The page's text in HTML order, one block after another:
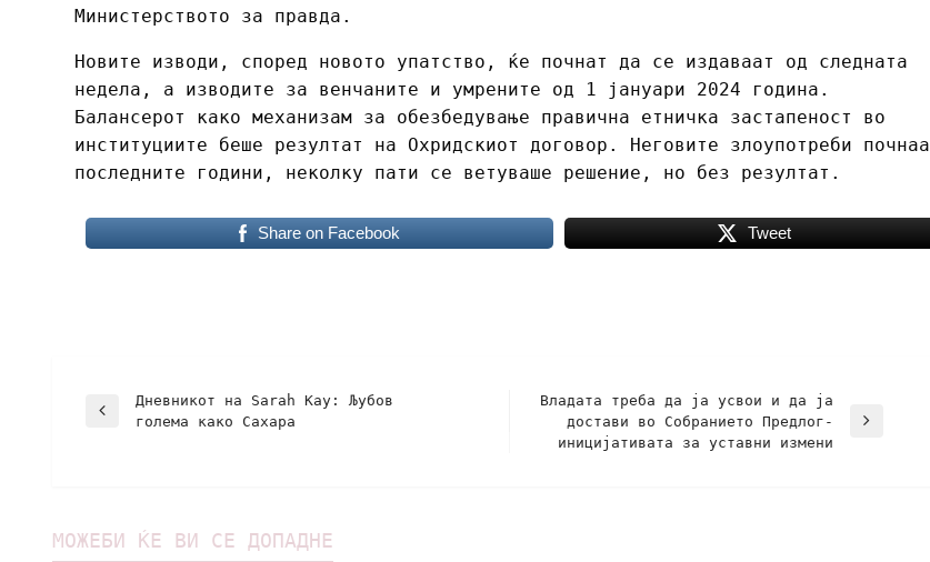
Министерството за правда.
Новите изводи, според новото упатство, ќе почнат да се издаваат од следната
недела, а изводите за венчаните и умрените од 1 јануари 2024 година.
Балансерот како механизам за обезбедување правична етничка застапеност во
институциите беше резултат на Охридскиот договор. Неговите злоупотреби почнаа
последните години, неколку пати се ветуваше решение, но без резултат.
Share on Facebook Tweet
Дневникот на Sarah Kay: Љубов
голема како Сахара
Владата треба да ја усвои и да ја
достави во Собранието Предлог-
иницијативата за уставни измени
МОЖЕБИ ЌЕ ВИ СЕ ДОПАДНЕ